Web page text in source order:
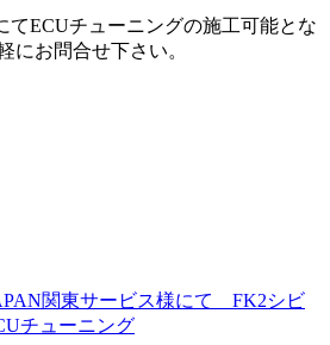
てECUチューニングの施工可能とな
にお問合せ下さい。
関東サービス様にて FK2シビ
チューニング